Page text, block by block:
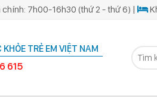
7h00-16h30 (thứ 2 - thứ 6) |
TRẺ EM VIỆT NAM
615